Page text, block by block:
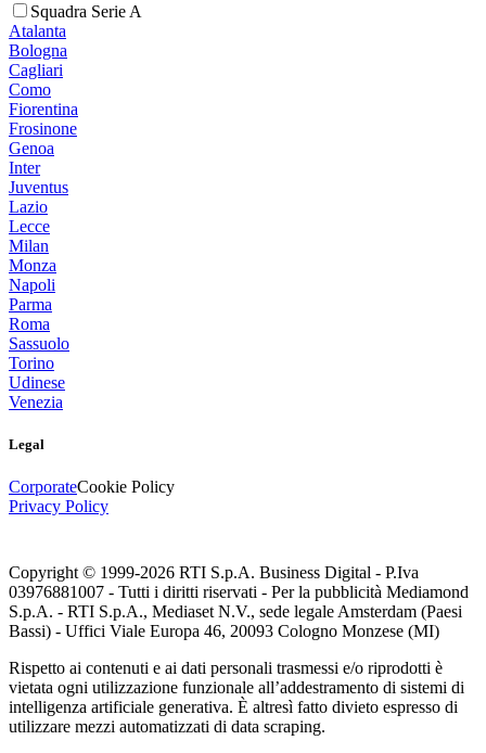
Squadra Serie A
Atalanta
Bologna
Cagliari
Como
Fiorentina
Frosinone
Genoa
Inter
Juventus
Lazio
Lecce
Milan
Monza
Napoli
Parma
Roma
Sassuolo
Torino
Udinese
Venezia
Legal
CorporateCookie Policy
Privacy Policy
Copyright © 1999-2026 RTI S.p.A. Business Digital - P.Iva
03976881007 - Tutti i diritti riservati - Per la pubblicità Mediamond
S.p.A. - RTI S.p.A., Mediaset N.V., sede legale Amsterdam (Paesi
Bassi) - Uffici Viale Europa 46, 20093 Cologno Monzese (MI)
Rispetto ai contenuti e ai dati personali trasmessi e/o riprodotti è
vietata ogni utilizzazione funzionale all’addestramento di sistemi di
intelligenza artificiale generativa. È altresì fatto divieto espresso di
utilizzare mezzi automatizzati di data scraping.